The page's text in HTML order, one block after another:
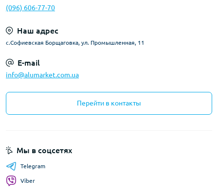
(096) 606-77-70
Наш адрес
с.Софиевская Борщаговка, ул. Промышленная, 11
E-mail
info@alumarket.com.ua
Перейти в контакты
Мы в соцсетях
Telegram
Viber